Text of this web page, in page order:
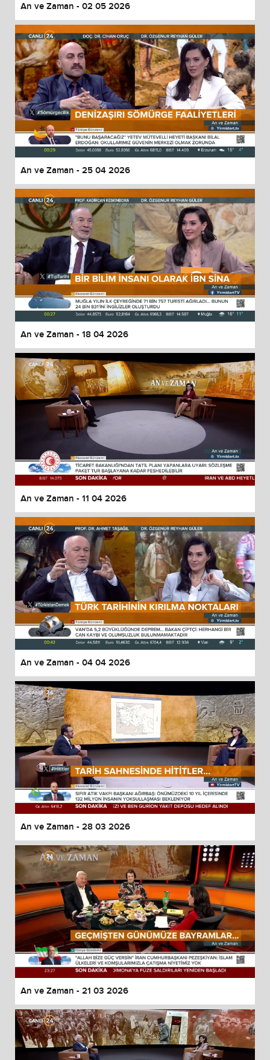
An ve Zaman - 02 05 2026
An ve Zaman - 25 04 2026
An ve Zaman - 18 04 2026
An ve Zaman - 11 04 2026
An ve Zaman - 04 04 2026
An ve Zaman - 28 03 2026
An ve Zaman - 21 03 2026